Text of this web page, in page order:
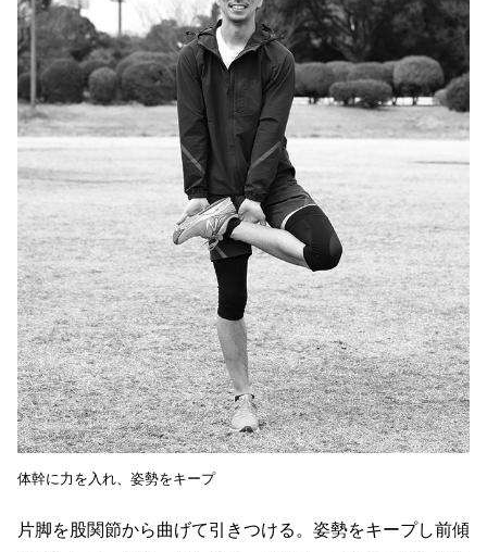
体幹に力を入れ、姿勢をキープ
片脚を股関節から曲げて引きつける。姿勢をキープし前傾